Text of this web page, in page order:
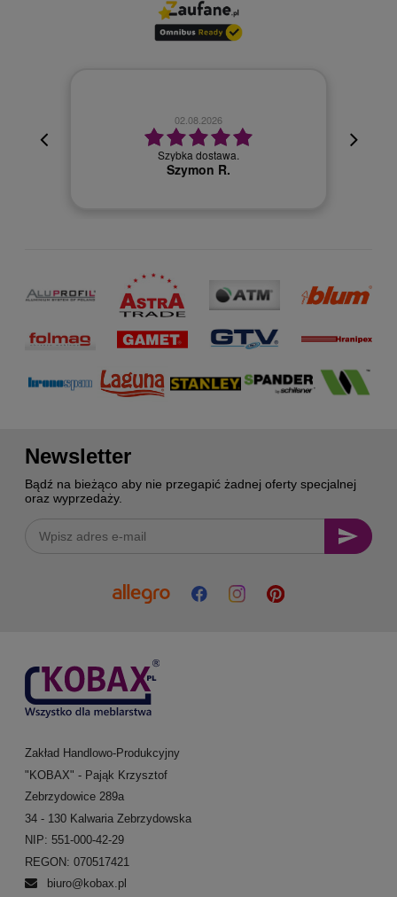
02.08.2026
Szybka dostawa.
Szymon R.
Newsletter
Bądź na bieżąco aby nie przegapić żadnej oferty specjalnej
oraz wyprzedaży.
Zakład Handlowo-Produkcyjny
"KOBAX" - Pająk Krzysztof
Zebrzydowice 289a
34 - 130 Kalwaria Zebrzydowska
NIP: 551-000-42-29
REGON: 070517421
biuro@kobax.pl